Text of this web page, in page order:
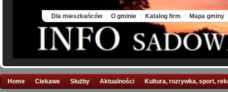
Dla mieszkańców O gminie Katalog firm Mapa gminy
Home Ciekawe Służby Aktualności Kultura, rozrywka, sport,